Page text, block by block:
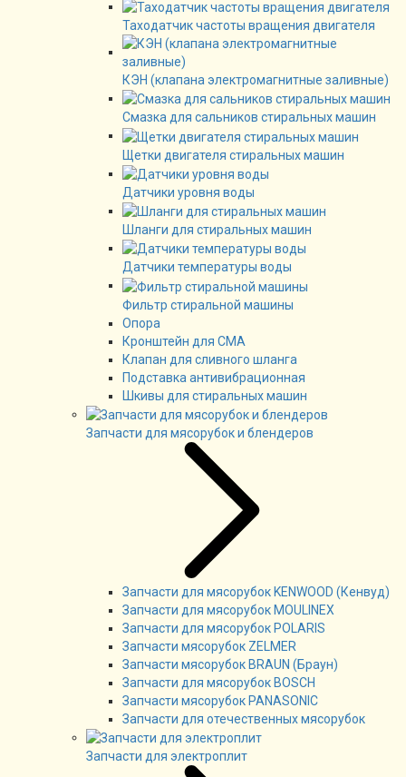
Таходатчик частоты вращения двигателя
КЭН (клапана электромагнитные заливные)
Смазка для сальников стиральных машин
Щетки двигателя стиральных машин
Датчики уровня воды
Шланги для стиральных машин
Датчики температуры воды
Фильтр стиральной машины
Опора
Кронштейн для СМА
Клапан для сливного шланга
Подставка антивибрационная
Шкивы для стиральных машин
Запчасти для мясорубок и блендеров
Запчасти для мясорубок KENWOOD (Кенвуд)
Запчасти для мясорубок MOULINEX
Запчасти для мясорубок POLARIS
Запчасти мясорубок ZELMER
Запчасти мясорубок BRAUN (Браун)
Запчасти для мясорубок BOSCH
Запчасти мясорубок PANASONIC
Запчасти для отечественных мясорубок
Запчасти для электроплит